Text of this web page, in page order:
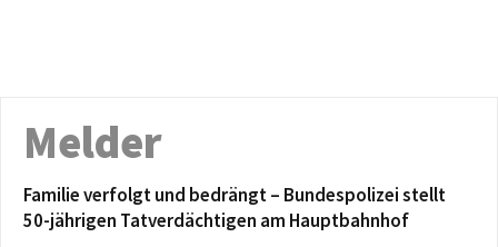
Melder
Familie verfolgt und bedrängt – Bundespolizei stellt
50-jährigen Tatverdächtigen am Hauptbahnhof